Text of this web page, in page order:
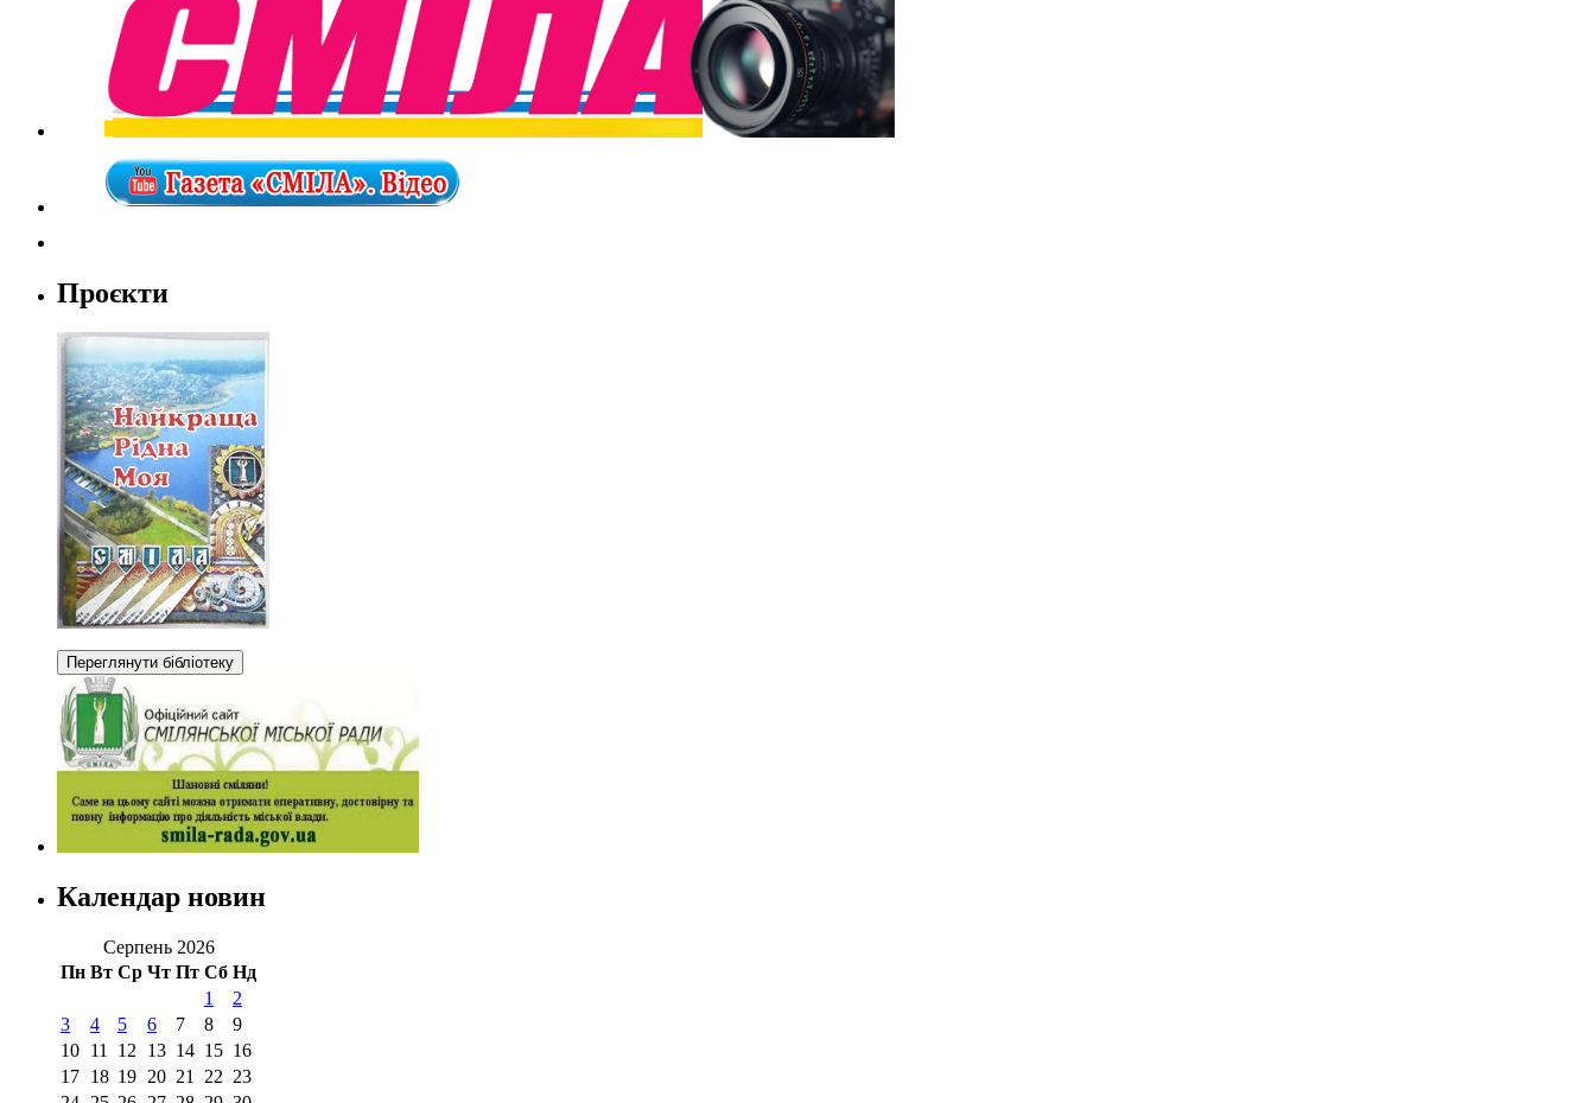
Проєкти
Календар новин
Серпень 2026
Пн Вт Ср Чт Пт Сб Нд
1
2
3
4 5 6 7 8
9
10 11 12 13 14 15 16
17 18 19 20 21 22 23